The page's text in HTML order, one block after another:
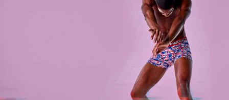
2013 - 2026, Všechna práva vyhrazena. Kopírování či
šíření obsahu bez předchozího souhlasu provozovatele zakázáno.